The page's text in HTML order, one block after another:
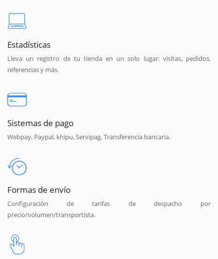
Estadísticas
Lleva un registro de tu tienda en un solo lugar: visitas, pedidos,
referencias y más.
Sistemas de pago
Webpay, Paypal, khipu, Servipag, Transferencia bancaria.
Formas de envío
Configuración de tarifas de despacho por
precio/volumen/transportista.